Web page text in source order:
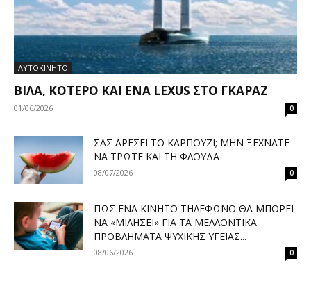
ΑΥΤΟΚΙΝΗΤΟ
ΒΊΛΑ, ΚΌΤΕΡΟ ΚΑΙ ΈΝΑ LEXUS ΣΤΟ ΓΚΑΡΆΖ
01/06/2026 0
ΣΑΣ ΑΡΈΣΕΙ ΤΟ ΚΑΡΠΟΎΖΙ; ΜΗΝ ΞΕΧΝΆΤΕ
ΝΑ ΤΡΏΤΕ ΚΑΙ ΤΗ ΦΛΟΎΔΑ
08/07/2026 0
ΠΏΣ ΈΝΑ ΚΙΝΗΤΌ ΤΗΛΈΦΩΝΟ ΘΑ ΜΠΟΡΕΊ
ΝΑ «ΜΙΛΉΣΕΙ» ΓΙΑ ΤΑ ΜΕΛΛΟΝΤΙΚΆ
ΠΡΟΒΛΉΜΑΤΑ ΨΥΧΙΚΉΣ ΥΓΕΊΑΣ...
08/06/2026 0